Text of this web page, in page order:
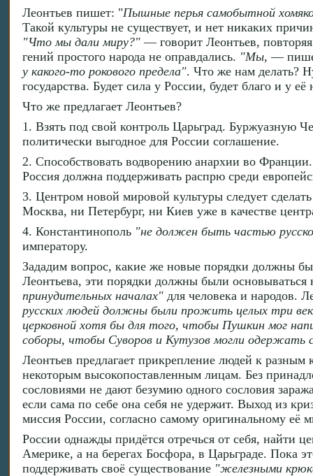
Леонтьев пишет: "Пышные перья самобытной
Такой культуры не существует, и нет никаких
"Что мы дали миру?" — говорит Леонтьев,
гений простого народа не оправдались. "Мы, —
у какого-то рокового предела". Что же нам делать?
государства. Будет сила у России, будет благо и у её
Что же предлагает Леонтьев?
1. Взять под свой контроль Царьград. Буржуазную
политически выгодное для России соглашение.
2. Способствовать водворению анархии во
Россия должна поддерживать распрю среди
3. Центром новой мировой культуры следует
Москва, ни Петербург, ни Киев уже в качестве
4. Константинополь "не должен быть частью
императору.
Зададим вопрос, какие же новые порядки должны
Леонтьева, эти порядки должны были основываться
принудительных началах" для человека и народов.
русских людей должны были прожить целых три
церковной хотя бы для того, чтобы Пушкин мог
соборы, чтобы Суворов и Кутузов могли одержать
Леонтьев предлагает прикрепление людей к
некоторым высокопоставленным лицам. Без
сословиями не дают безумию одного сословия
если сама по себе она себя не удержит. Выход из
миссия России, согласно самому оригинальному её
России однажды придётся отречься от себя, найти
Америке, а на берегах Босфора, в Царьграде. Пока
поддерживать своё существование "железными